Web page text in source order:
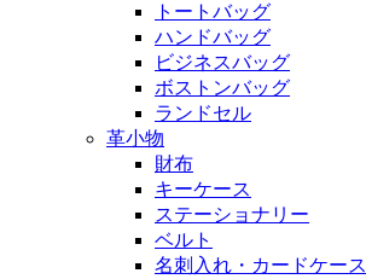
トートバッグ
ハンドバッグ
ビジネスバッグ
ボストンバッグ
ランドセル
革小物
財布
キーケース
ステーショナリー
ベルト
名刺入れ・カードケース